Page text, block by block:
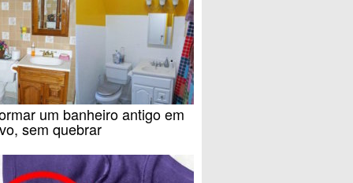
um banheiro antigo em
sem quebrar